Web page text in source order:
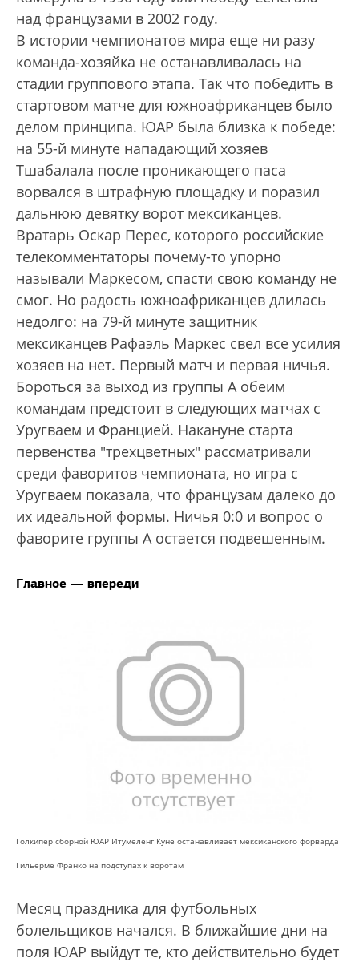
над французами в 2002 году.
В истории чемпионатов мира еще ни разу
команда-хозяйка не останавливалась на
стадии группового этапа. Так что победить в
стартовом матче для южноафриканцев было
делом принципа. ЮАР была близка к победе:
на 55-й минуте нападающий хозяев
Тшабалала после проникающего паса
ворвался в штрафную площадку и поразил
дальнюю девятку ворот мексиканцев.
Вратарь Оскар Перес, которого российские
телекомментаторы почему-то упорно
называли Маркесом, спасти свою команду не
смог. Но радость южноафриканцев длилась
недолго: на 79-й минуте защитник
мексиканцев Рафаэль Маркес свел все усилия
хозяев на нет. Первый матч и первая ничья.
Бороться за выход из группы А обеим
командам предстоит в следующих матчах с
Уругваем и Францией. Накануне старта
первенства "трехцветных" рассматривали
среди фаворитов чемпионата, но игра с
Уругваем показала, что французам далеко до
их идеальной формы. Ничья 0:0 и вопрос о
фаворите группы А остается подвешенным.
Главное — впереди
Голкипер сборной ЮАР Итумеленг Куне останавливает мексиканского форварда
Гильерме Франко на подступах к воротам
Месяц праздника для футбольных
болельщиков начался. В ближайшие дни на
поля ЮАР выйдут те, кто действительно будет